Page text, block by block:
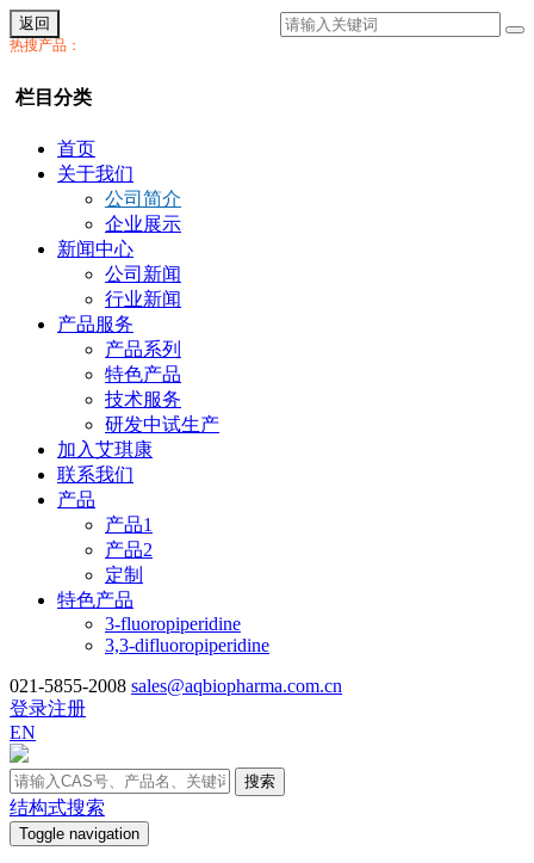
返回
热搜产品：
栏目分类
首页
关于我们
公司简介
企业展示
新闻中心
公司新闻
行业新闻
产品服务
产品系列
特色产品
技术服务
研发中试生产
加入艾琪康
联系我们
产品
产品1
产品2
定制
特色产品
3-fluoropiperidine
3,3-difluoropiperidine
021-5855-2008 sales@aqbiopharma.com.cn
登录注册
EN
搜索
结构式搜索
Toggle navigation